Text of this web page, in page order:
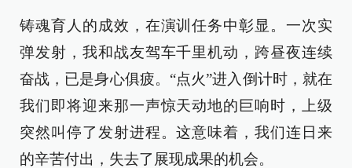
铸魂育人的成效，在演训任务中彰显。一次实
弹发射，我和战友驾车千里机动，跨昼夜连续
奋战，已是身心俱疲。“点火”进入倒计时，就在
我们即将迎来那一声惊天动地的巨响时，上级
突然叫停了发射进程。这意味着，我们连日来
的辛苦付出，失去了展现成果的机会。